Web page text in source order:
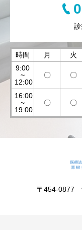
時間 月 火
9:00
~
12:00
〇 〇
16:00
~
19:00
〇 〇
〒454-0877